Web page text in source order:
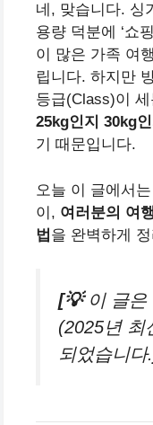
네, 맞습니다. 싱
용량 덕분에 ‘쇼
이 많은 가족 여
립니다. 하지만
등급(Class)이 세
25kg인지 30kg인
기 때문입니다.
오늘 이 글에서
이, 여러분의 여
법 을 완벽하게
[💡 이 글
(2025년 최
되었습니다.